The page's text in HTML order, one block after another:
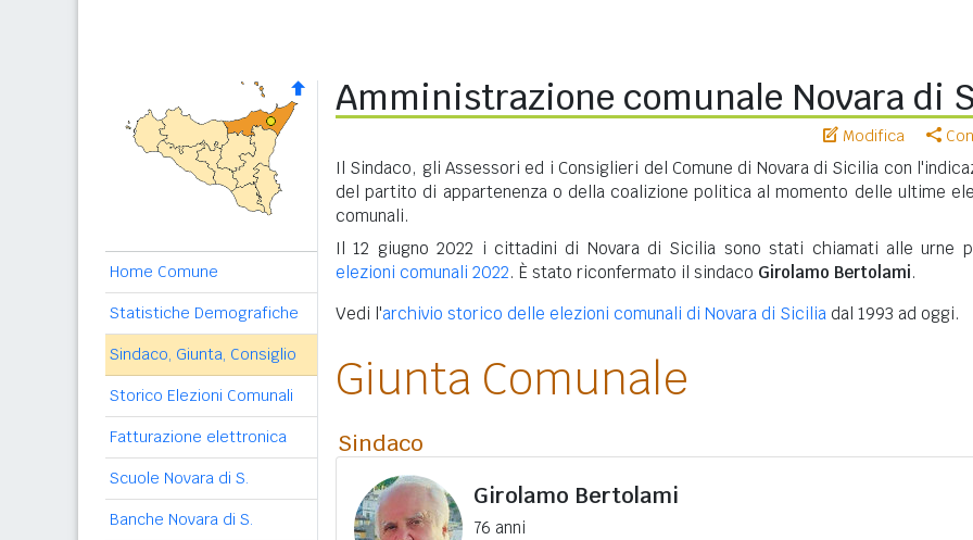
Home Comune
Statistiche Demografiche
Sindaco, Giunta, Consiglio
Storico Elezioni Comunali
Fatturazione elettronica
Scuole Novara di S.
Banche Novara di S.
Amministrazione comunale Novara di
Modifica
Il Sindaco, gli Assessori ed i Consiglieri del Comune di Novara di Sicilia con
del partito di appartenenza o della coalizione politica al momento delle ultime
comunali.
Il 12 giugno 2022 i cittadini di Novara di Sicilia sono stati chiamati alle urne
elezioni comunali 2022. È stato riconfermato il sindaco Girolamo Bertolami.
Vedi l'archivio storico delle elezioni comunali di Novara di Sicilia dal 1993 ad oggi.
Giunta Comunale
Sindaco
Girolamo Bertolami
76 anni